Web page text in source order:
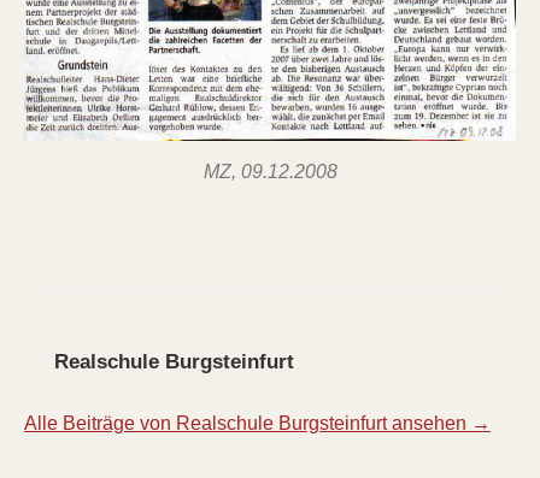
MZ, 09.12.2008
Realschule Burgsteinfurt
Alle Beiträge von Realschule Burgsteinfurt ansehen →